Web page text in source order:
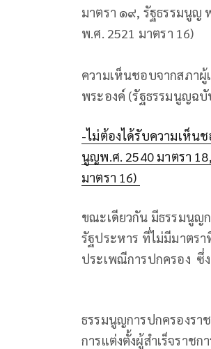
มาตรา ๑๙, รัฐธรรมนูญ
พ.ศ. 2521 มาตรา 16)
-ไ
ความเห็นชอบจากสภา
พระองค์ (รัฐธร
-ไม่ต้องได้รับความเห็น
นูญพ.ศ. 2540 มาตรา
มาตรา 16)
ขณะเดียวกัน มีธรรมนูญ
รัฐประหาร ที่ไม่มีมาตร
ประเพณีการปกครอง ซึ่
ธรรมนูญการปกครองรา
การแต่งตั้งผู้สำเร็จราช